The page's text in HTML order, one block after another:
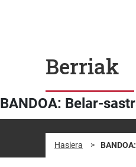
Berriak
BANDOA: Belar-
Hasiera >